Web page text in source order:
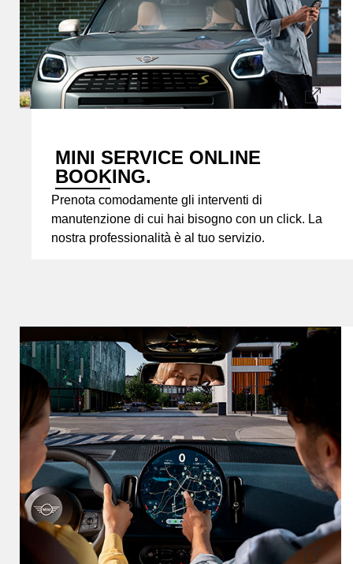
MINI SERVICE ONLINE
BOOKING.
Prenota comodamente gli interventi di
manutenzione di cui hai bisogno con un click. La
nostra professionalità è al tuo servizio.